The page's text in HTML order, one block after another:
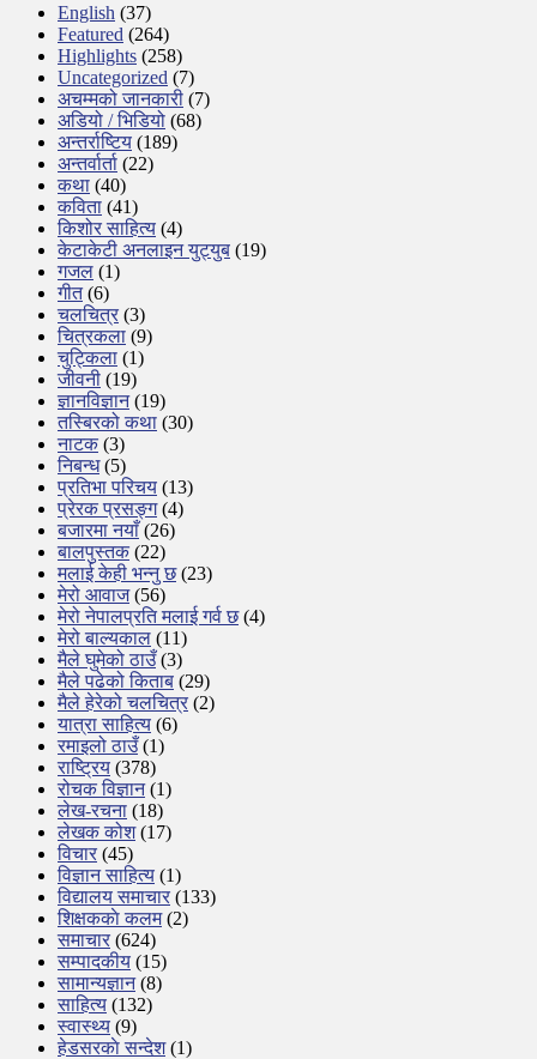
English (37)
Featured (264)
Highlights (258)
Uncategorized (7)
अचम्मको जानकारी (7)
अडियो / भिडियो (68)
अन्तर्राष्टिय (189)
अन्तर्वार्ता (22)
कथा (40)
कविता (41)
किशोर साहित्य (4)
केटाकेटी अनलाइन युट्युब (19)
गजल (1)
गीत(6)
चलचित्र (3)
चित्रकला (9)
चुट्किला (1)
जीवनी (19)
ज्ञानविज्ञान(19)
तस्बिरको कथा (30)
नाटक(3)
निबन्ध(5)
प्रतिभा परिचय (13)
प्रेरक प्रसङ्ग(4)
बजारमा नयाँ(26)
बालपुस्तक(22)
मलाई केही भन्नु छ(23)
मेरो आवाज(56)
मेरो नेपालप्रति मलाई गर्व छ(4)
मेरो बाल्यकाल (11)
मैले घुमेको ठाउँ(3)
मैले पढेको किताब (29)
मैले हेरेको चलचित्र (2)
यात्रा साहित्य (6)
रमाइलो ठाउँ(1)
राष्ट्रिय (378)
रोचक विज्ञान(1)
लेख-रचना (18)
लेखक कोश(17)
विचार (45)
विज्ञान साहित्य (1)
विद्यालय समाचार (133)
शिक्षककाे कलम(2)
समाचार (624)
सम्पादकीय (15)
सामान्यज्ञान(8)
साहित्य (132)
स्वास्थ्य (9)
हेडसरकाे सन्देश(1)